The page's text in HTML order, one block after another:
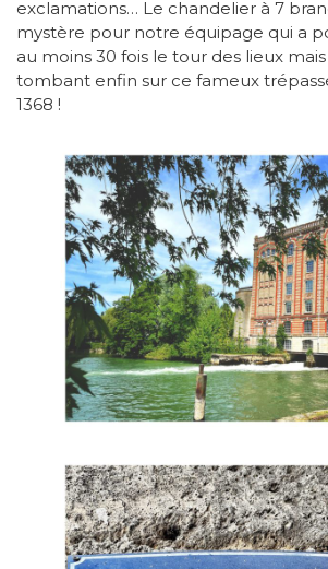
exclamations… Le chandelier à 7
mystère pour notre équipage qui a
au moins 30 fois le tour des lieux
tombant enfin sur ce fameux
1368 !